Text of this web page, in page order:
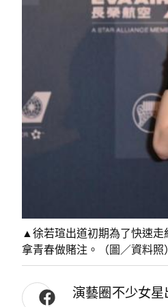
▲徐若瑄出道初期為了快速走
拿青春做賭注。（圖／資料照
演藝圈不少女